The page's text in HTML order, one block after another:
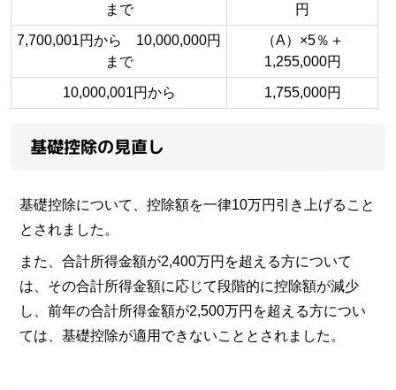
まで
円
7,700,001円から 10,000,000円
まで
（A）×5％＋
1,255,000円
10,000,001円から 1,755,000円
基礎控除の見直し
基礎控除について、控除額を一律10万円引き上げること
とされました。
また、合計所得金額が2,400万円を超える方について
は、その合計所得金額に応じて段階的に控除額が減少
し、前年の合計所得金額が2,500万円を超える方につい
ては、基礎控除が適用できないこととされました。